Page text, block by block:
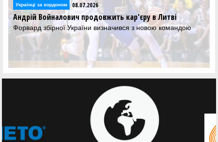
Українці за кордоном 08.07.2026
Андрій Войналович продовжить кар'єру в Литві
Форвард збірної України визначився з новою командою